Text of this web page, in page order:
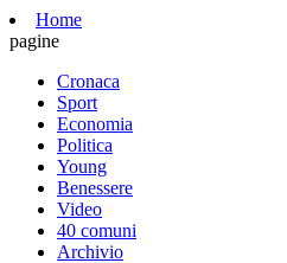
Home
pagine
Cronaca
Sport
Economia
Politica
Young
Benessere
Video
40 comuni
Archivio